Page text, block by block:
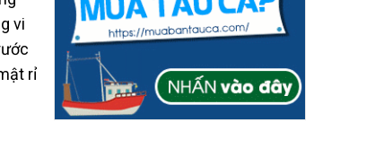
vi
rỉ